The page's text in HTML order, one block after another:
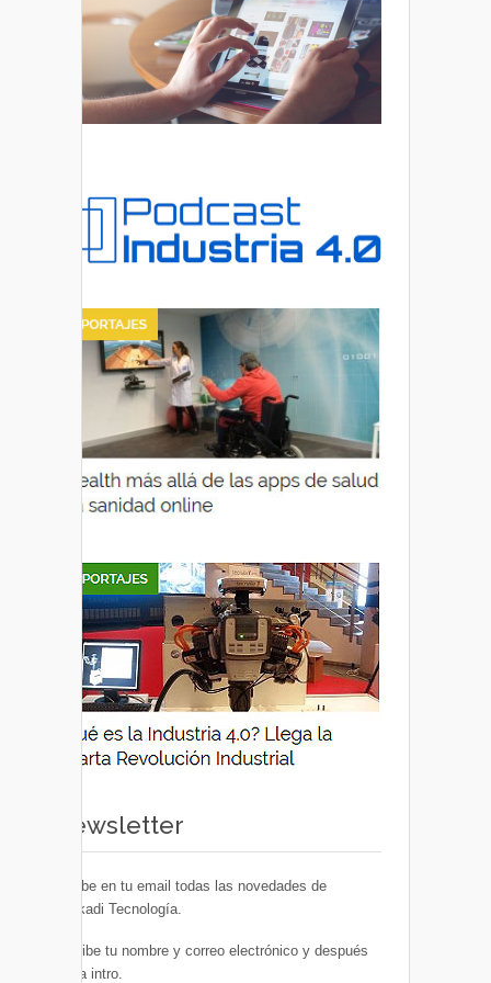
Newsletter
Recibe en tu email todas las novedades de
Euskadi Tecnología.
Escribe tu nombre y correo electrónico y después
pulsa intro.